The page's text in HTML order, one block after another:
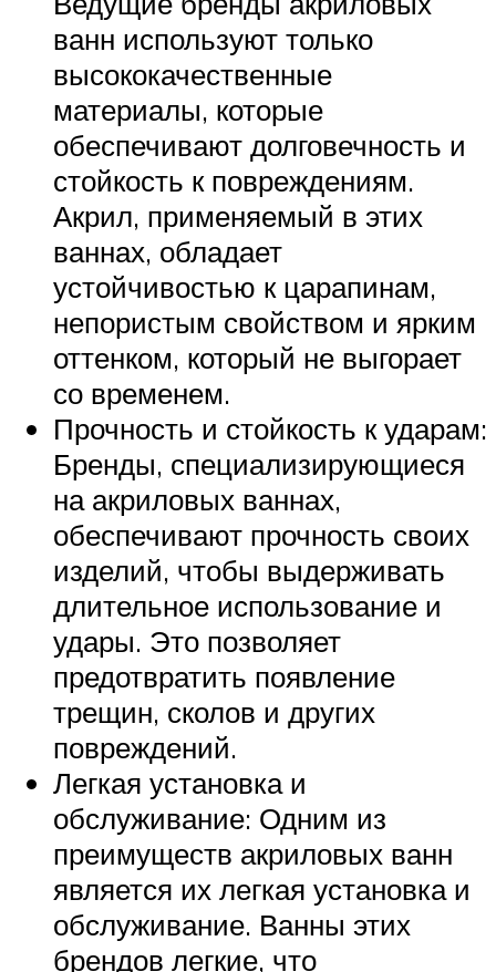
ванн используют только
высококачественные
материалы, которые
обеспечивают долговечность и
стойкость к повреждениям.
Акрил, применяемый в этих
ваннах, обладает
устойчивостью к царапинам,
непористым свойством и ярким
оттенком, который не выгорает
со временем.
Прочность и стойкость к ударам:
Бренды, специализирующиеся
на акриловых ваннах,
обеспечивают прочность своих
изделий, чтобы выдерживать
длительное использование и
удары. Это позволяет
предотвратить появление
трещин, сколов и других
повреждений.
Легкая установка и
обслуживание: Одним из
преимуществ акриловых ванн
является их легкая установка и
обслуживание. Ванны этих
брендов легкие, что